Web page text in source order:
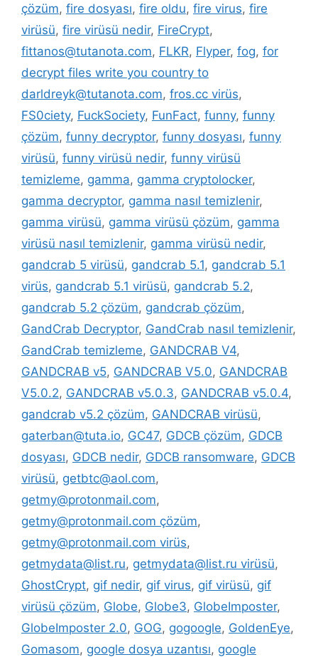
çözüm, fire dosyası, fire oldu, fire virus, fire
virüsü, fire virüsü nedir, FireCrypt,
fittanos@tutanota.com, FLKR, Flyper, fog, for
decrypt files write you country to
darldreyk@tutanota.com, fros.cc virüs,
FS0ciety, FuckSociety, FunFact, funny, funny
çözüm, funny decryptor, funny dosyası, funny
virüsü, funny virüsü nedir, funny virüsü
temizleme, gamma, gamma cryptolocker,
gamma decryptor, gamma nasıl temizlenir,
gamma virüsü, gamma virüsü çözüm, gamma
virüsü nasıl temizlenir, gamma virüsü nedir,
gandcrab 5 virüsü, gandcrab 5.1, gandcrab 5.1
virüs, gandcrab 5.1 virüsü, gandcrab 5.2,
gandcrab 5.2 çözüm, gandcrab çözüm,
GandCrab Decryptor, GandCrab nasıl temizlenir,
GandCrab temizleme, GANDCRAB V4,
GANDCRAB v5, GANDCRAB V5.0, GANDCRAB
V5.0.2, GANDCRAB v5.0.3, GANDCRAB v5.0.4,
gandcrab v5.2 çözüm, GANDCRAB virüsü,
gaterban@tuta.io, GC47, GDCB çözüm, GDCB
dosyası, GDCB nedir, GDCB ransomware, GDCB
virüsü, getbtc@aol.com,
getmy@protonmail.com,
getmy@protonmail.com çözüm,
getmy@protonmail.com virüs,
getmydata@list.ru, getmydata@list.ru virüsü,
GhostCrypt, gif nedir, gif virus, gif virüsü, gif
virüsü çözüm, Globe, Globe3, GlobeImposter,
GlobeImposter 2.0, GOG, gogoogle, GoldenEye,
Gomasom, google dosya uzantısı, google